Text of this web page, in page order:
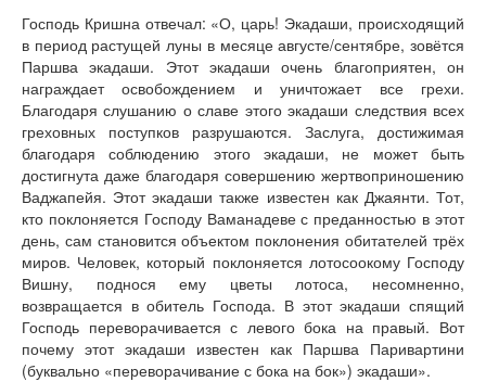
Господь Кришна отвечал: «О, царь! Экадаши, происходящий
в период растущей луны в месяце августе/сентябре, зовётся
Паршва экадаши. Этот экадаши очень благоприятен, он
награждает освобождением и уничтожает все грехи.
Благодаря слушанию о славе этого экадаши следствия всех
греховных поступков разрушаются. Заслуга, достижимая
благодаря соблюдению этого экадаши, не может быть
достигнута даже благодаря совершению жертвоприношению
Ваджапейя. Этот экадаши также известен как Джаянти. Тот,
кто поклоняется Господу Ваманадеве с преданностью в этот
день, сам становится объектом поклонения обитателей трёх
миров. Человек, который поклоняется лотосоокому Господу
Вишну, поднося ему цветы лотоса, несомненно,
возвращается в обитель Господа. В этот экадаши спящий
Господь переворачивается с левого бока на правый. Вот
почему этот экадаши известен как Паршва Паривартини
(буквально «переворачивание с бока на бок») экадаши».